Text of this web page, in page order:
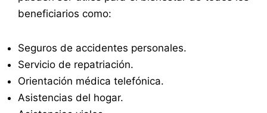
beneficiarios como:
Seguros de accidentes personales.
Servicio de repatriación.
Orientación médica telefónica.
Asistencias del hogar.